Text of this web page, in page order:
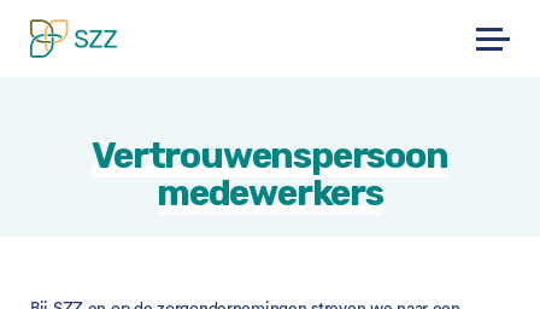
Vertrouwenspersoon
medewerkers